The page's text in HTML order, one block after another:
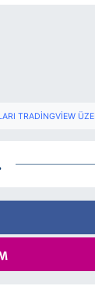
TRADINGVIEW